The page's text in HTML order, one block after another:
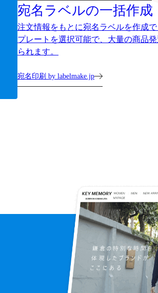
宛名ラベルの一括作成
注文情報をもとに宛名ラベルを作成
プレートを選択可能で、大量の商品
られます。
宛名印刷 by labelmake.jp